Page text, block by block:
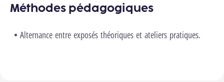
Méthodes pédagogiques
Alternance entre exposés théoriques et ateliers pratiques.